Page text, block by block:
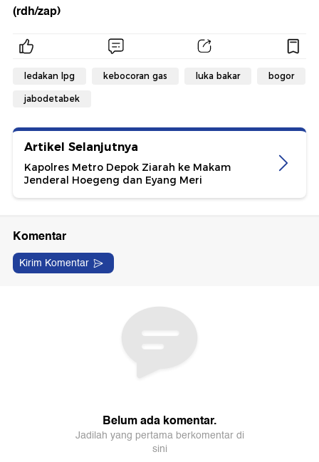
(rdh/zap)
ledakan lpg kebocoran gas luka bakar bogor
jabodetabek
Artikel Selanjutnya
Kapolres Metro Depok Ziarah ke Makam
Jenderal Hoegeng dan Eyang Meri